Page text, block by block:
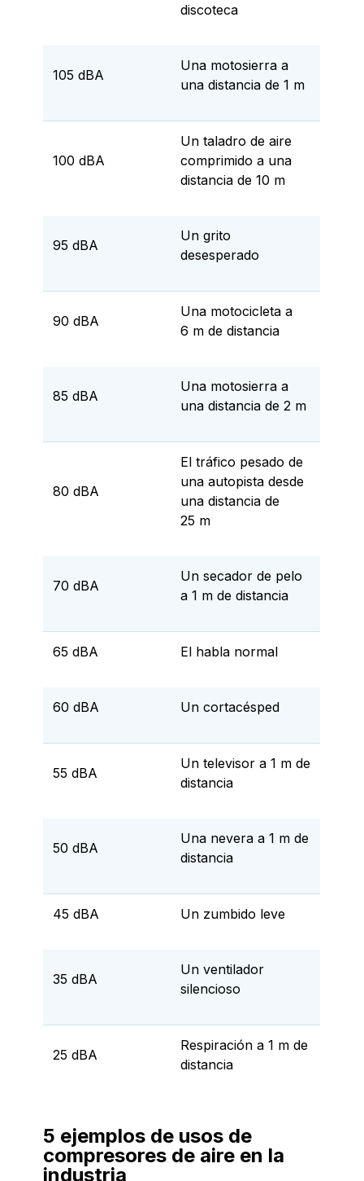
discoteca
105 dBA
Una motosierra a
una distancia de 1 m
100 dBA
Un taladro de aire
comprimido a una
distancia de 10 m
95 dBA
Un grito
desesperado
90 dBA
Una motocicleta a
6 m de distancia
85 dBA
Una motosierra a
una distancia de 2 m
80 dBA
El tráfico pesado de
una autopista desde
una distancia de
25 m
70 dBA
Un secador de pelo
a 1 m de distancia
65 dBA El habla normal
60 dBA Un cortacésped
55 dBA
Un televisor a 1 m de
distancia
50 dBA
Una nevera a 1 m de
distancia
45 dBA Un zumbido leve
35 dBA
Un ventilador
silencioso
25 dBA
Respiración a 1 m de
distancia
5 ejemplos de usos de
compresores de aire en la
industria